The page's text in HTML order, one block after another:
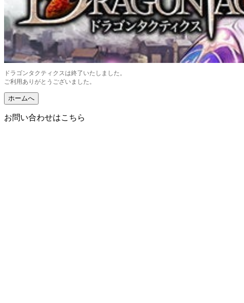
ドラゴンタクティクスは終了いたしました。
ご利用ありがとうございました。
ホームへ
お問い合わせはこちら